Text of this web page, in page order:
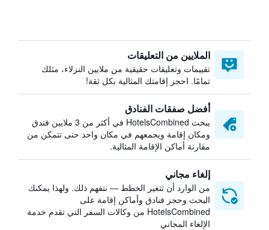
الملايين من التعليقات
تقييمات وتعليقات حقيقية من ملايين النزلاء، مثلك
تمامًا. احجز إقامتك المثالية بكل ثقة!
أفضل صفقات الفنادق
يبحث HotelsCombined في أكثر من 3 ملايين فندق
ومكان إقامة ويجمعهم في مكان واحد حتى تتمكن من
مقارنة أماكن الإقامة المثالية.
إلغاء مجاني
من الوارد أن تتغير الخطط — نتفهم ذلك. ولهذا يمكنك
البحث وحجز فنادق وأماكن إقامة على
HotelsCombined من وكالات السفر التي تقدم خدمة
الإلغاء المجاني